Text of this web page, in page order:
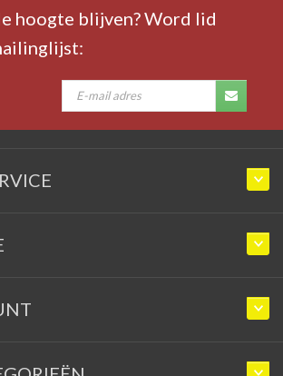
hoogte blijven? Word lid